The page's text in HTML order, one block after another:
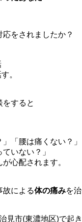
をされましたか？
。
をすると
」「腰は痛くない？」
ていない？」
心配されます。
故による体の痛みを
見市(東濃地区)で起